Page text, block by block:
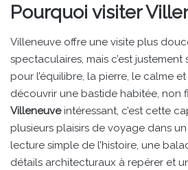
Pourquoi visiter
Villeneuve offre une visite plus
spectaculaires, mais c’est
pour l’équilibre, la pierre, le calme
découvrir une bastide habitée, non
Villeneuveintéressant, c’est cette
plusieurs plaisirs de voyage dans
lecture simple de l’histoire, une
détails architecturaux à repérer et